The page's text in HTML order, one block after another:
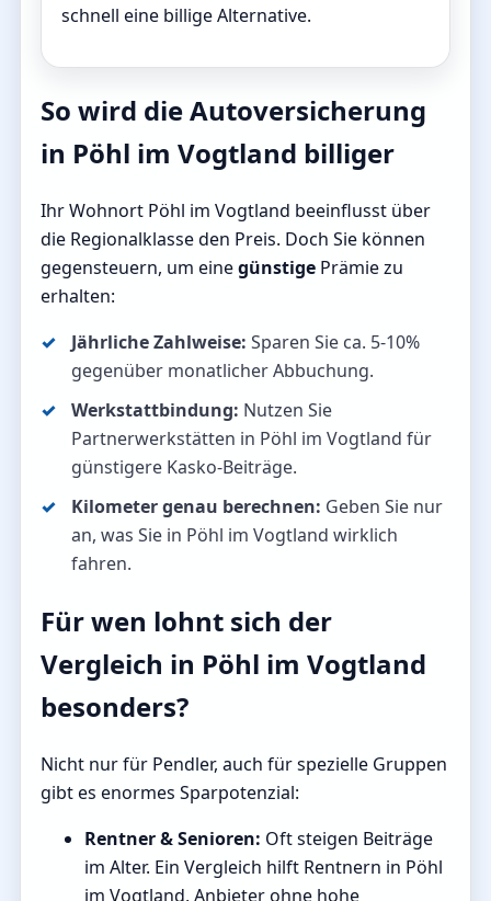
schnell eine billige Alternative.
So wird die Autoversicherung
in Pöhl im Vogtland billiger
Ihr Wohnort Pöhl im Vogtland beeinflusst über
die Regionalklasse den Preis. Doch Sie können
gegensteuern, um einegünstige Prämie zu
erhalten:
Jährliche Zahlweise: Sparen Sie ca. 5-10%
gegenüber monatlicher Abbuchung.
Werkstattbindung: Nutzen Sie
Partnerwerkstätten in Pöhl im Vogtland für
günstigere Kasko-Beiträge.
Kilometer genau berechnen: Geben Sie nur
an, was Sie in Pöhl im Vogtland wirklich
fahren.
Für wen lohnt sich der
Vergleich in Pöhl im Vogtland
besonders?
Nicht nur für Pendler, auch für spezielle Gruppen
gibt es enormes Sparpotenzial:
Rentner & Senioren: Oft steigen Beiträge
im Alter. Ein Vergleich hilft Rentnern in Pöhl
im Vogtland, Anbieter ohne hohe